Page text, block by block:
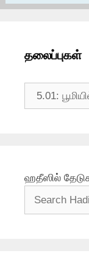
தலைப்புகள்
தலைப்புகள்
ஹதீஸில்